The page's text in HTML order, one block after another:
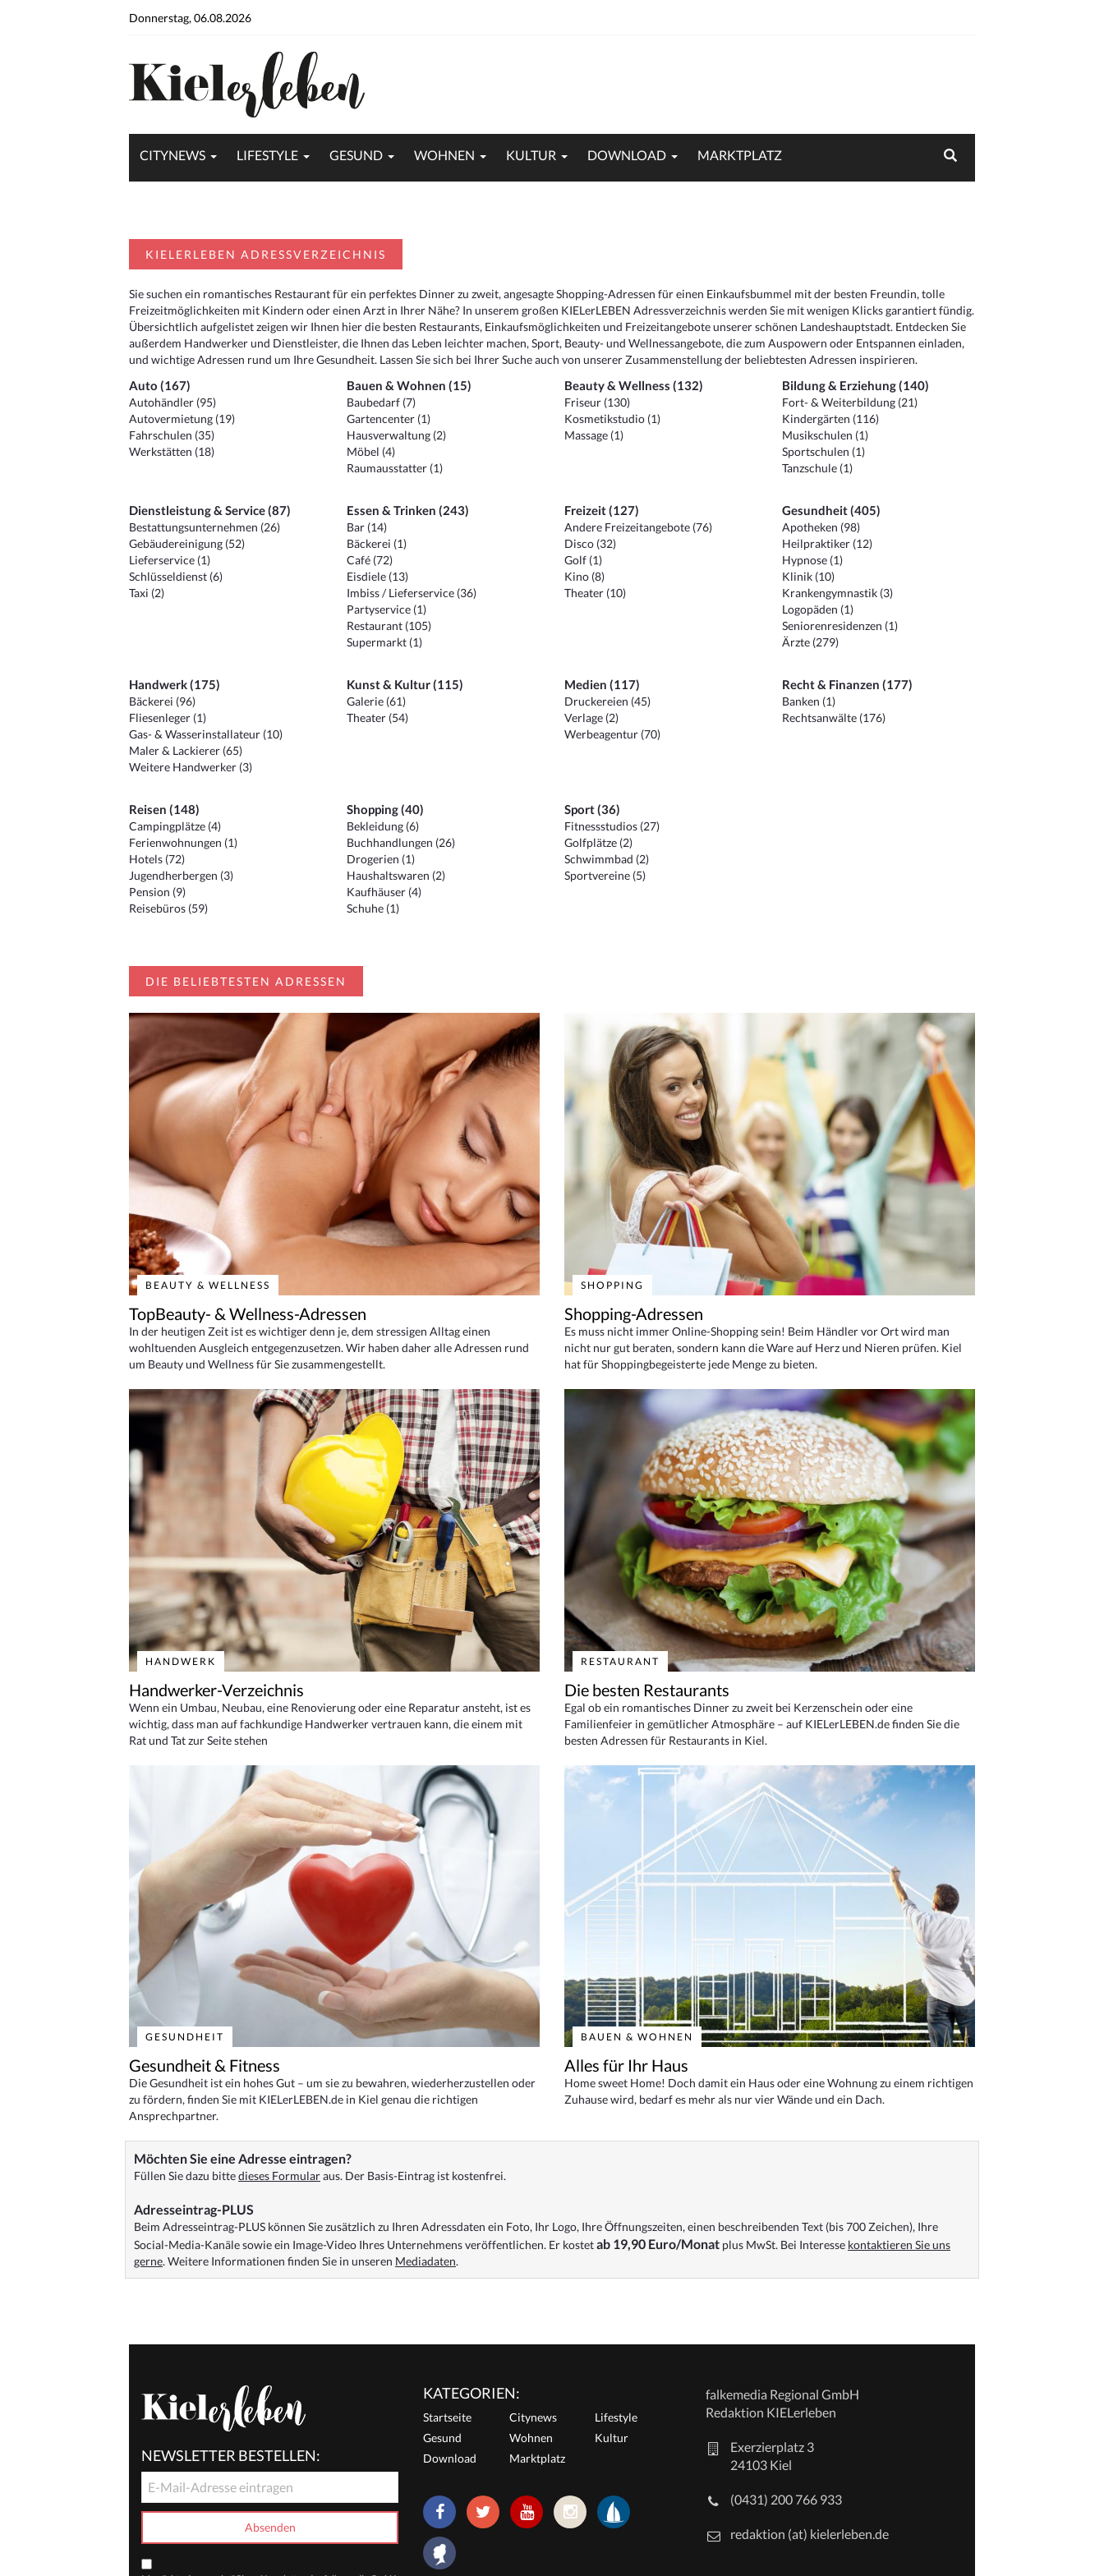
Donnerstag, 06.08.2026
CITYNEWS LIFESTYLE GESUND WOHNEN KULTUR DOWNLOAD MARKTPLATZ
KIELERLEBEN ADRESSVERZEICHNIS
Sie suchen ein romantisches Restaurant für ein perfektes Dinner zu zweit, angesagte Shopping-Adressen für einen Einkaufsbummel mit der besten Freundin, tolle
Freizeitmöglichkeiten mit Kindern oder einen Arzt in Ihrer Nähe? In unserem großen KIELerLEBEN Adressverzeichnis werden Sie mit wenigen Klicks garantiert fündig.
Übersichtlich aufgelistet zeigen wir Ihnen hier die besten Restaurants, Einkaufsmöglichkeiten und Freizeitangebote unserer schönen Landeshauptstadt. Entdecken Sie
außerdem Handwerker und Dienstleister, die Ihnen das Leben leichter machen, Sport, Beauty- und Wellnessangebote, die zum Auspowern oder Entspannen einladen,
und wichtige Adressen rund um Ihre Gesundheit. Lassen Sie sich bei Ihrer Suche auch von unserer Zusammenstellung der beliebtesten Adressen inspirieren.
Auto (167)
Autohändler (95)
Autovermietung (19)
Fahrschulen (35)
Werkstätten (18)
Bauen & Wohnen (15)
Baubedarf (7)
Gartencenter (1)
Hausverwaltung (2)
Möbel (4)
Raumausstatter (1)
Beauty & Wellness (132)
Friseur (130)
Kosmetikstudio (1)
Massage (1)
Bildung & Erziehung (140)
Fort- & Weiterbildung (21)
Kindergärten (116)
Musikschulen (1)
Sportschulen (1)
Tanzschule (1)
Dienstleistung & Service (87)
Bestattungsunternehmen (26)
Gebäudereinigung (52)
Lieferservice (1)
Schlüsseldienst (6)
Taxi (2)
Essen & Trinken (243)
Bar (14)
Bäckerei (1)
Café (72)
Eisdiele (13)
Imbiss / Lieferservice (36)
Partyservice (1)
Restaurant (105)
Supermarkt (1)
Freizeit (127)
Andere Freizeitangebote (76)
Disco (32)
Golf (1)
Kino (8)
Theater (10)
Gesundheit (405)
Apotheken (98)
Heilpraktiker (12)
Hypnose (1)
Klinik (10)
Krankengymnastik (3)
Logopäden (1)
Seniorenresidenzen (1)
Ärzte (279)
Handwerk (175)
Bäckerei (96)
Fliesenleger (1)
Gas- & Wasserinstallateur (10)
Maler & Lackierer (65)
Weitere Handwerker (3)
Kunst & Kultur (115)
Galerie (61)
Theater (54)
Medien (117)
Druckereien (45)
Verlage (2)
Werbeagentur (70)
Recht & Finanzen (177)
Banken (1)
Rechtsanwälte (176)
Reisen (148)
Campingplätze (4)
Ferienwohnungen (1)
Hotels (72)
Jugendherbergen (3)
Pension (9)
Reisebüros (59)
Shopping (40)
Bekleidung (6)
Buchhandlungen (26)
Drogerien (1)
Haushaltswaren (2)
Kaufhäuser (4)
Schuhe (1)
Sport (36)
Fitnessstudios (27)
Golfplätze (2)
Schwimmbad (2)
Sportvereine (5)
DIE BELIEBTESTEN ADRESSEN
BEAUTY & WELLNESS
TopBeauty- & Wellness-Adressen
In der heutigen Zeit ist es wichtiger denn je, dem stressigen Alltag einen
wohltuenden Ausgleich entgegenzusetzen. Wir haben daher alle Adressen rund
um Beauty und Wellness für Sie zusammengestellt.
SHOPPING
Shopping-Adressen
Es muss nicht immer Online-Shopping sein! Beim Händler vor Ort wird man
nicht nur gut beraten, sondern kann die Ware auf Herz und Nieren prüfen. Kiel
hat für Shoppingbegeisterte jede Menge zu bieten.
HANDWERK
Handwerker-Verzeichnis
Wenn ein Umbau, Neubau, eine Renovierung oder eine Reparatur ansteht, ist es
wichtig, dass man auf fachkundige Handwerker vertrauen kann, die einem mit
Rat und Tat zur Seite stehen
RESTAURANT
Die besten Restaurants
Egal ob ein romantisches Dinner zu zweit bei Kerzenschein oder eine
Familienfeier in gemütlicher Atmosphäre – auf KIELerLEBEN.de finden Sie die
besten Adressen für Restaurants in Kiel.
GESUNDHEIT
Gesundheit & Fitness
Die Gesundheit ist ein hohes Gut – um sie zu bewahren, wiederherzustellen oder
zu fördern, finden Sie mit KIELerLEBEN.de in Kiel genau die richtigen
Ansprechpartner.
BAUEN & WOHNEN
Alles für Ihr Haus
Home sweet Home! Doch damit ein Haus oder eine Wohnung zu einem richtigen
Zuhause wird, bedarf es mehr als nur vier Wände und ein Dach.
Möchten Sie eine Adresse eintragen?
Füllen Sie dazu bittedieses Formularaus. Der Basis-Eintrag ist kostenfrei.
Adresseintrag-PLUS
Beim Adresseintrag-PLUS können Sie zusätzlich zu Ihren Adressdaten ein Foto, Ihr Logo, Ihre Öffnungszeiten, einen beschreibenden Text (bis 700 Zeichen), Ihre
Social-Media-Kanäle sowie ein Image-Video Ihres Unternehmens veröffentlichen. Er kostetab 19,90 Euro/Monat plus MwSt. Bei Interesse kontaktieren Sie uns
gerne. Weitere Informationen finden Sie in unseren Mediadaten.
NEWSLETTER BESTELLEN:
KATEGORIEN:
Startseite Citynews
Lifestyle
Gesund
Wohnen
Kultur
Download
Marktplatz
falkemedia Regional GmbH
Redaktion KIELerleben
Exerzierplatz 3
24103 Kiel
(0431) 200 766 933
redaktion (at) kielerleben.de